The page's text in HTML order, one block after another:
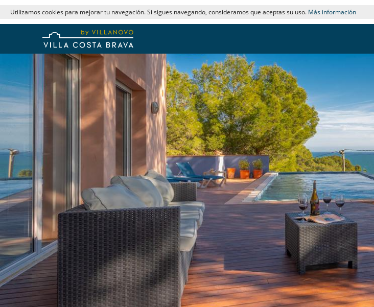
Utilizamos cookies para mejorar tu navegación. Si sigues navegando, consideramos que aceptas su uso. Más información